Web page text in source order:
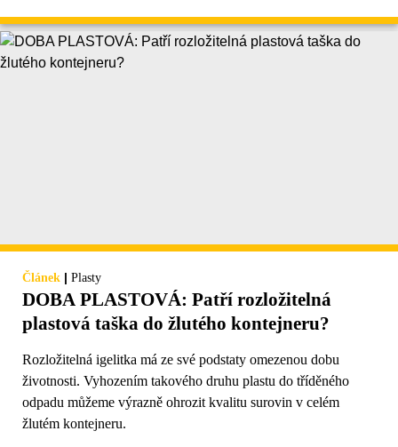
Článek | Plasty
DOBA PLASTOVÁ: Patří rozložitelná
plastová taška do žlutého kontejneru?
Rozložitelná igelitka má ze své podstaty omezenou dobu
životnosti. Vyhozením takového druhu plastu do tříděného
odpadu můžeme výrazně ohrozit kvalitu surovin v celém
žlutém kontejneru.